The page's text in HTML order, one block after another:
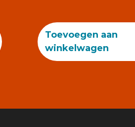
Toevoegen aan
winkelwagen